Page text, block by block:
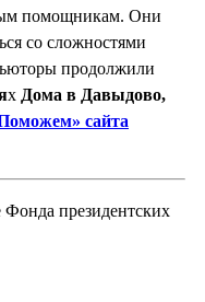
помощникам. Они
со сложностями
продолжили
х Дома в Давыдово,
сайта
Фонда президентских